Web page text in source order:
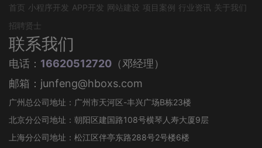
首页 小程序开发 APP开发 网站建设 项目案例 行业资讯 关于我们
招聘贤士
联系我们
电话： 16620512720 （邓经理）
邮箱：junfeng@hboxs.com
广州总公司地址：广州市天河区-丰兴广场B栋23楼
北京分公司地址：朝阳区建国路108号横琴人寿大厦9层
上海分公司地址：松江区伴亭东路288号2号楼6楼